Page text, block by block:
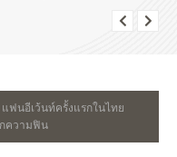
แฟนอีเว้นท์ครั้งแรกในไทย
กความฟิน